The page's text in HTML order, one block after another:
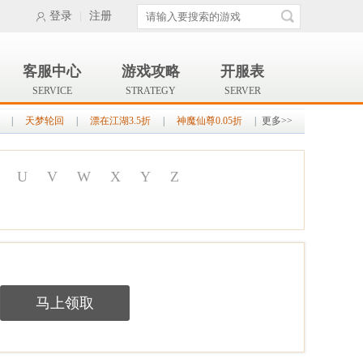
登录 注册
客服中心
SERVICE
游戏攻略
STRATEGY
开服表
SERVER
天梦轮回 漂在江湖3.5折 神魔仙尊0.05折 更多>>
U V W X Y Z
马上领取